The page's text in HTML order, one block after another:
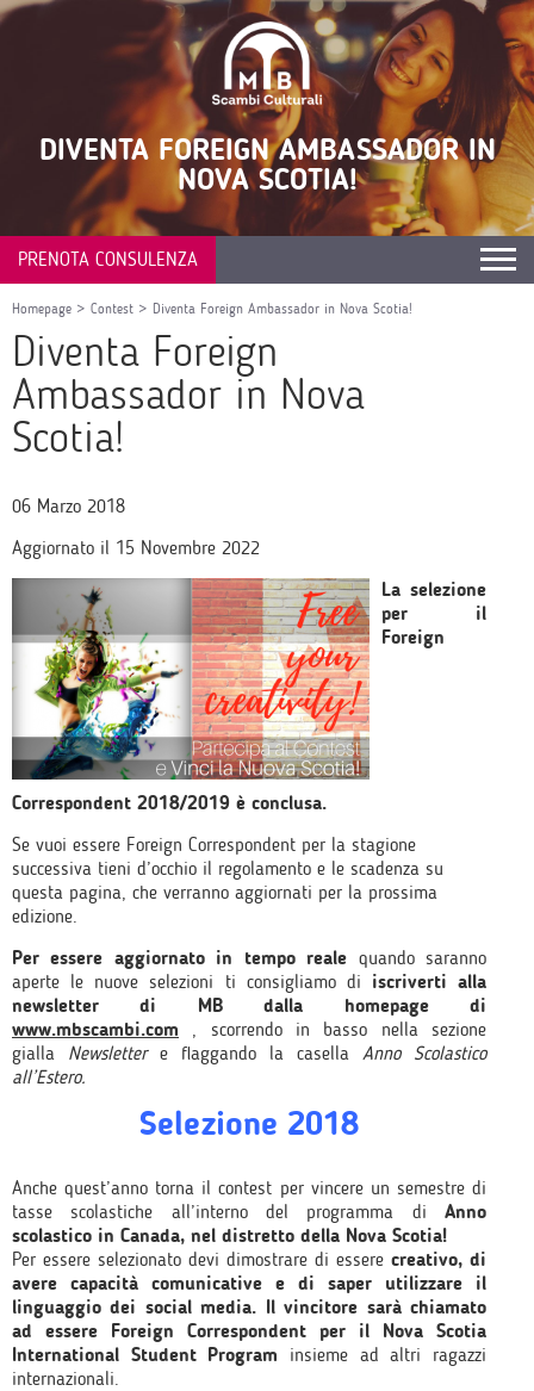
DIVENTA FOREIGN AMBASSADOR IN
NOVA SCOTIA!
PRENOTA CONSULENZA
Homepage > Contest > Diventa Foreign Ambassador in Nova Scotia!
Diventa Foreign
Ambassador in Nova
Scotia!
06 Marzo 2018
Aggiornato il 15 Novembre 2022
La selezione
per il
Foreign
Correspondent 2018/2019 è conclusa.
Se vuoi essere Foreign Correspondent per la stagione
successiva tieni d’occhio il regolamento e le scadenza su
questa pagina, che verranno aggiornati per la prossima
edizione.
Per essere aggiornato in tempo reale quando saranno
aperte le nuove selezioni ti consigliamo di iscriverti alla
newsletter di MB dalla homepage di
www.mbscambi.com , scorrendo in basso nella sezione
gialla Newsletter e flaggando la casella Anno Scolastico
all’Estero.
Selezione 2018
Anche quest’anno torna il contest per vincere un semestre di
tasse scolastiche all’interno del programma di Anno
scolastico in Canada, nel distretto della Nova Scotia!
Per essere selezionato devi dimostrare di essere creativo, di
avere capacità comunicative e di saper utilizzare il
linguaggio dei social media. Il vincitore sarà chiamato
ad essere Foreign Correspondent per il Nova Scotia
International Student Program insieme ad altri ragazzi
internazionali.